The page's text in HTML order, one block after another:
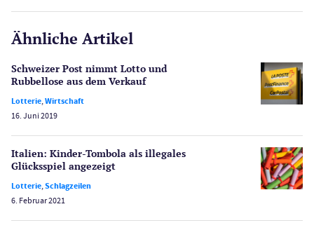
Gesetzgebung
Lotterie
Poker
Schlagzeilen
Spiele
CasinoOnline.de
Merkur Casinos
Ähnliche Artikel
Schweizer Post nimmt Lotto und
Rubbellose aus dem Verkauf
Lotterie,Wirtschaft
16. Juni 2019
Italien: Kinder-Tombola als illegales
Glücksspiel angezeigt
Lotterie,Schlagzeilen
6. Februar 2021